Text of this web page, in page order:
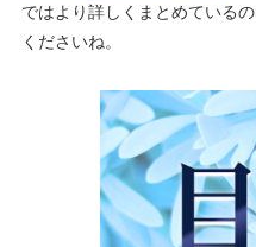
ではより詳しくまとめている
くださいね。